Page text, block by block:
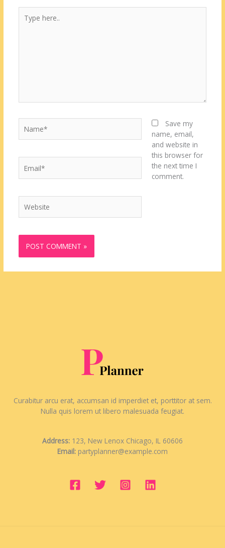
here..
Save my
name, email,
and website in
this browser for
the next time I
comment.
Curabitur arcu erat, accumsan id imperdiet et, porttitor at sem.
Nulla quis lorem ut libero malesuada feugiat.
Address: 123, New Lenox Chicago, IL 60606
Email: partyplanner@example.com